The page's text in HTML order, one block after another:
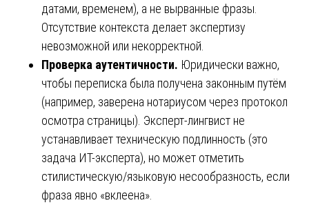
датами, временем), а не вырванные фразы.
Отсутствие контекста делает экспертизу
невозможной или некорректной.
Проверка аутентичности. Юридически важно,
чтобы переписка была получена законным путём
(например, заверена нотариусом через протокол
осмотра страницы). Эксперт-лингвист не
устанавливает техническую подлинность (это
задача ИТ-эксперта), но может отметить
стилистическую/языковую несообразность, если
фраза явно «вклеена».